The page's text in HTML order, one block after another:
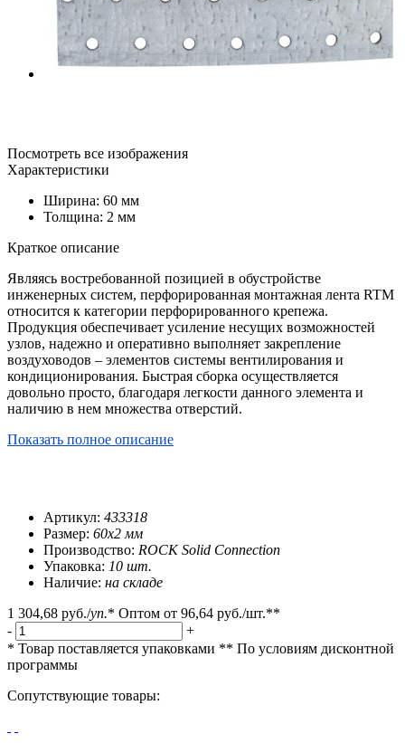
Посмотреть все изображения
Характеристики
Ширина: 60 мм
Толщина: 2 мм
Краткое описание
Являясь востребованной позицией в обустройстве
инженерных систем, перфорированная монтажная лента RTM
относится к категории перфорированного крепежа.
Продукция обеспечивает усиление несущих возможностей
узлов, надежно и оперативно выполняет закрепление
воздуховодов – элементов системы вентилирования и
кондиционирования. Быстрая сборка осуществляется
довольно просто, благодаря легкости данного элемента и
наличию в нем множества отверстий.
Показать полное описание
Артикул: 433318
Размер: 60x2 мм
Производство: ROCK Solid Connection
Упаковка: 10 шт.
Наличие: на складе
1 304,68 руб./уп.* Оптом от 96,64 руб./шт.**
-
+
* Товар поставляется упаковками ** По условиям дисконтной
программы
Сопутствующие товары: